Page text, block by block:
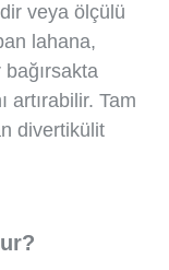
veya ölçülü
lahana,
artırabilir. Tam
divertikülit